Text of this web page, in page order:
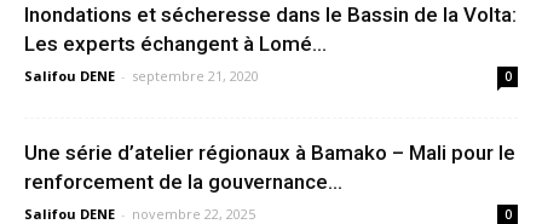
Inondations et sécheresse dans le Bassin de la Volta:
Les experts échangent à Lomé...
Salifou DENE - septembre 21, 2020 0
Une série d’atelier régionaux à Bamako – Mali pour le
renforcement de la gouvernance...
Salifou DENE - novembre 22, 2025 0